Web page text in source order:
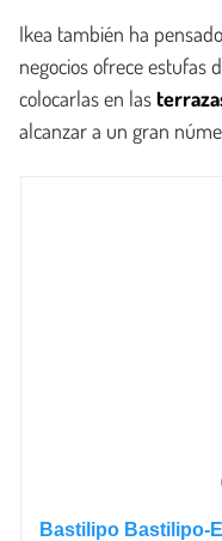
Ikea también ha
negocios ofrece estufas
colocarlas en las
alcanzar a un gran
Bastilipo Bastilipo-